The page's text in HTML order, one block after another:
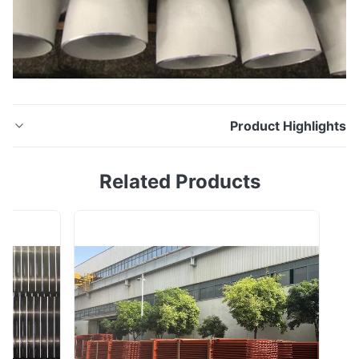
Product
متساوي ومخفض ، اتحاد ، صليب ، اقتران - كامل ونصف ،
تقليل المقبس ، CAP ، Plug-Hex & Square ، ...
Related Products